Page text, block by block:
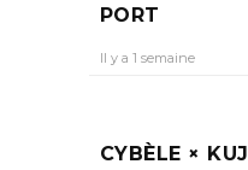
PORT
Il y a 1 semaine
CYBÈLE ×